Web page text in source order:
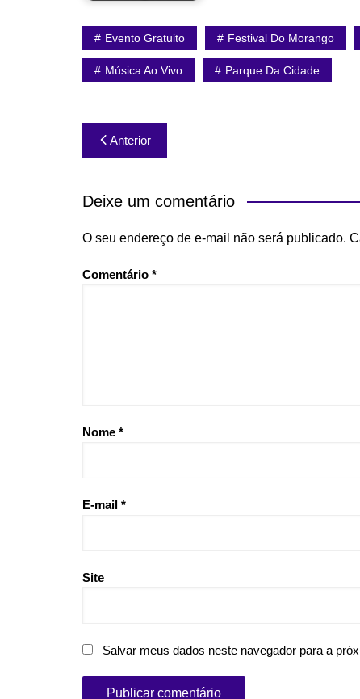
Evento Gratuito Festival Do Morango
Música Ao Vivo Parque Da Cidade
Navegação
de
Post
Anterior
Deixe um comentário
O seu endereço de e-mail não será publicado.
Comentário *
Nome *
E-mail *
Site
Salvar meus dados neste navegador para a